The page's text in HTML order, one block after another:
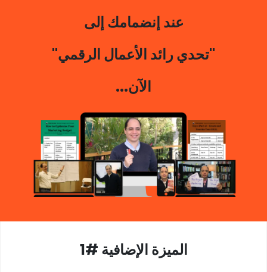
عند إنضمامك إلى
"تحدي رائد الأعمال الرقمي"
...الآن
الميزة الإضافية #1